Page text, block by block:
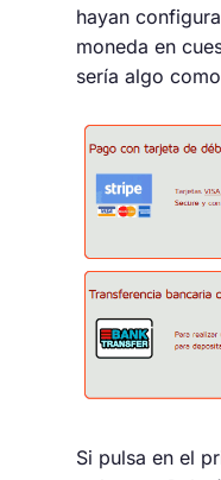
hayan
moneda en
sería algo
Si pulsa en el